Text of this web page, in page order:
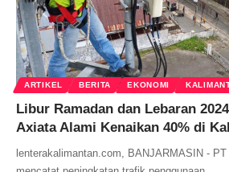
ARTIKEL BERITA EKONOMI
Libur Ramadan dan Lebaran
Axiata Alami Kenaikan 40% di
lenterakalimantan.com, BANJARMASIN - PT